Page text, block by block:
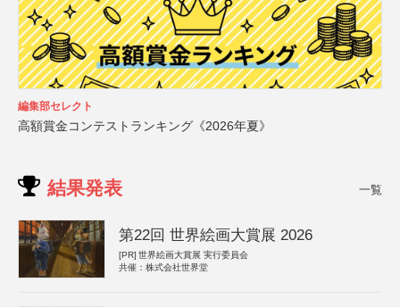
編集部セレクト
高額賞金コンテストランキング《2026年夏》
結果発表 一覧
第22回 世界絵画大賞展 2026
[PR] 世界絵画大賞展 実行委員会
共催：株式会社世界堂